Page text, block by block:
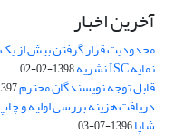
آخرین اخبار
محدودیت قرار گرفتن بیش از یک
نمایه ISC نشریه 1398-02-02
قابل توجه نویسندگان محترم03-19
دریافت هزینه بررسی اولیه و
شاپا1396-07-03